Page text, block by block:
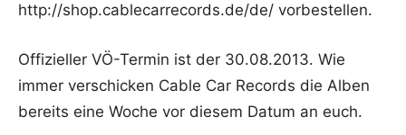
http://shop.cablecarrecords.de/de/ vorbestellen.
Offizieller VÖ-Termin ist der 30.08.2013. Wie
immer verschicken Cable Car Records die Alben
bereits eine Woche vor diesem Datum an euch.